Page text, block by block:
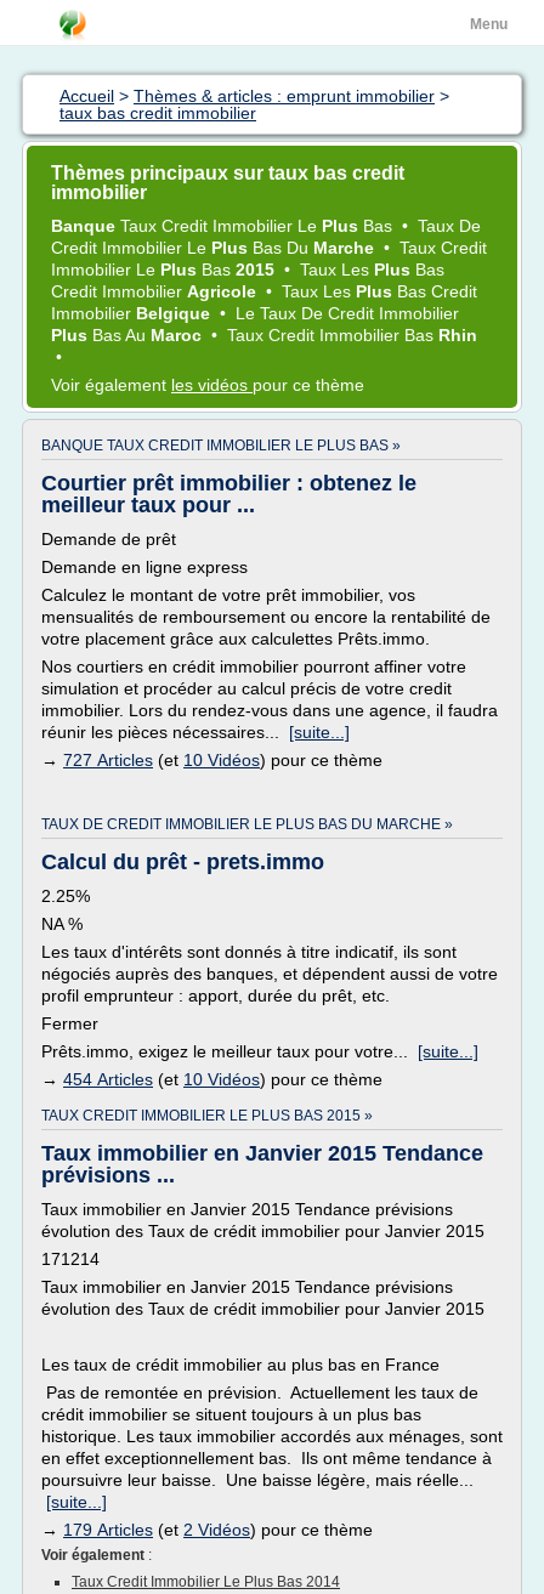
Menu
Accueil > Thèmes & articles : emprunt immobilier >
taux bas credit immobilier
Thèmes principaux sur taux bas credit
immobilier
Banque Taux Credit Immobilier Le Plus Bas • Taux De
Credit Immobilier Le Plus Bas Du Marche • Taux Credit
Immobilier Le Plus Bas 2015 • Taux Les Plus Bas
Credit Immobilier Agricole • Taux Les Plus Bas Credit
Immobilier Belgique • Le Taux De Credit Immobilier
Plus BasAu Maroc • Taux Credit Immobilier Bas Rhin
•
Voir également les vidéos pour ce thème
BANQUE TAUX CREDIT IMMOBILIER LE PLUS BAS »
Courtier prêt immobilier : obtenez le
meilleur taux pour ...
Demande de prêt
Demande en ligne express
Calculez le montant de votre prêt immobilier, vos
mensualités de remboursement ou encore la rentabilité de
votre placement grâce aux calculettes Prêts.immo.
Nos courtiers en crédit immobilier pourront affiner votre
simulation et procéder au calcul précis de votre credit
immobilier. Lors du rendez-vous dans une agence, il faudra
réunir les pièces nécessaires... [suite...]
→ 727 Articles (et 10 Vidéos) pour ce thème
TAUX DE CREDIT IMMOBILIER LE PLUS BAS DU MARCHE »
Calcul du prêt - prets.immo
2.25%
NA %
Les taux d'intérêts sont donnés à titre indicatif, ils sont
négociés auprès des banques, et dépendent aussi de votre
profil emprunteur : apport, durée du prêt, etc.
Fermer
Prêts.immo, exigez le meilleur taux pour votre... [suite...]
→ 454 Articles (et 10 Vidéos) pour ce thème
TAUX CREDIT IMMOBILIER LE PLUS BAS 2015 »
Taux immobilier en Janvier 2015 Tendance
prévisions ...
Taux immobilier en Janvier 2015 Tendance prévisions
évolution des Taux de crédit immobilier pour Janvier 2015
171214
Taux immobilier en Janvier 2015 Tendance prévisions
évolution des Taux de crédit immobilier pour Janvier 2015
Les taux de crédit immobilier au plus bas en France
Pas de remontée en prévision. Actuellement les taux de
crédit immobilier se situent toujours à un plus bas
historique. Les taux immobilier accordés aux ménages, sont
en effet exceptionnellement bas. Ils ont même tendance à
poursuivre leur baisse. Une baisse légère, mais réelle...
[suite...]
→ 179 Articles (et 2 Vidéos) pour ce thème
Voir également :
Taux Credit Immobilier Le Plus Bas 2014